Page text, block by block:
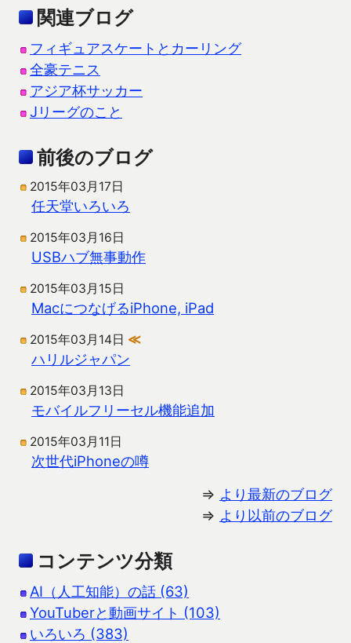
関連ブログ
フィギュアスケートとカーリング
全豪テニス
アジア杯サッカー
Jリーグのこと
前後のブログ
2015年03月17日
任天堂いろいろ
2015年03月16日
USBハブ無事動作
2015年03月15日
MacにつなげるiPhone, iPad
2015年03月14日 ≪
ハリルジャパン
2015年03月13日
モバイルフリーセル機能追加
2015年03月11日
次世代iPhoneの噂
⇒ より最新のブログ
⇒ より以前のブログ
コンテンツ分類
AI（人工知能）の話 (63)
YouTuberと動画サイト (103)
いろいろ (383)